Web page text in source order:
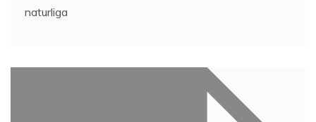
naturliga